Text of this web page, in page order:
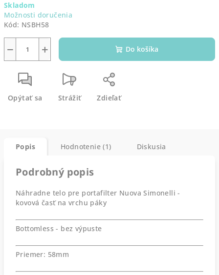
cena:
Skladom
Možnosti doručenia
Kód: NSBH58
+
− Do košíka
Opýtať sa Strážiť Zdieľať
Popis Hodnotenie (1) Diskusia
Podrobný popis
Náhradne telo pre portafilter Nuova Simonelli -
kovová časť na vrchu páky
Bottomless - bez výpuste
Priemer: 58mm